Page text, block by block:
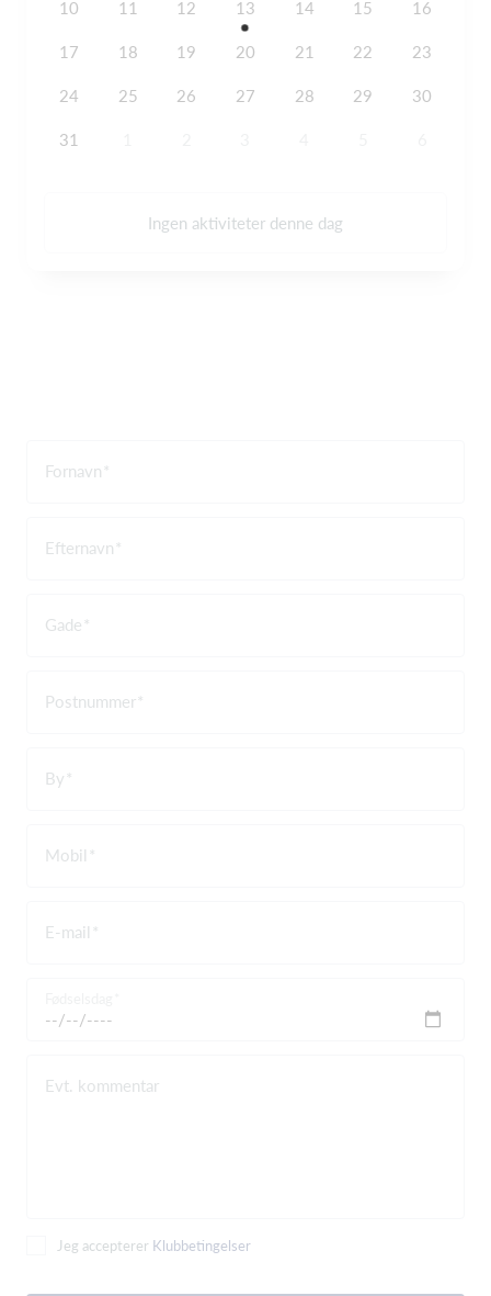
10 11 12 13 14 15 16
17 18 19 20 21 22 23
24 25 26 27 28 29 30
31
Ingen aktiviteter denne dag
Fornavn
Efternavn
Gade
Postnummer
By
Mobil
E-mail
Evt. kommentar
Jeg accepterer Klubbetingelser